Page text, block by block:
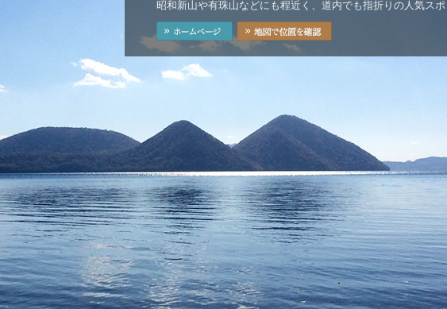
昭和新山や有珠山などにも程近く、道内でも指折りの人気スポ